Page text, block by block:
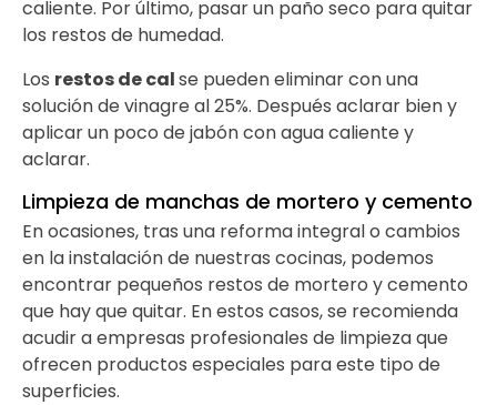
caliente. Por último, pasar un paño seco para quitar
los restos de humedad.
Los restos de calse pueden eliminar con una
solución de vinagre al 25%. Después aclarar bien y
aplicar un poco de jabón con agua caliente y
aclarar.
Limpieza de manchas de mortero y cemento
En ocasiones, tras una reforma integral o cambios
en la instalación de nuestras cocinas, podemos
encontrar pequeños restos de mortero y cemento
que hay que quitar. En estos casos, se recomienda
acudir a empresas profesionales de limpieza que
ofrecen productos especiales para este tipo de
superficies.